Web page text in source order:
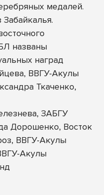
медалей.
названы
наград
ВВГУ-Акулы
Ткаченко,
ЗАБГУ
Дорошенко, Восток
ВВГУ-Акулы
Акулы